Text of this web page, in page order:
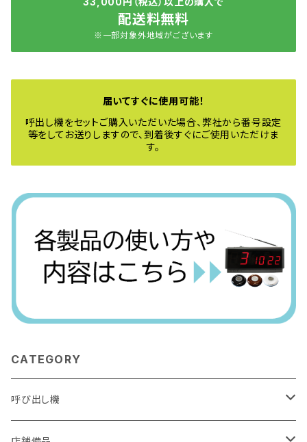
配送料無料
※一部対象外地域がございます
届いてすぐに使用可能！
呼出し機をセットご購入いただいた場合、弊社から番号設定
等をしてお送りしますので、到着後すぐにご使用いただけま
す。
CATEGORY
呼び出し機